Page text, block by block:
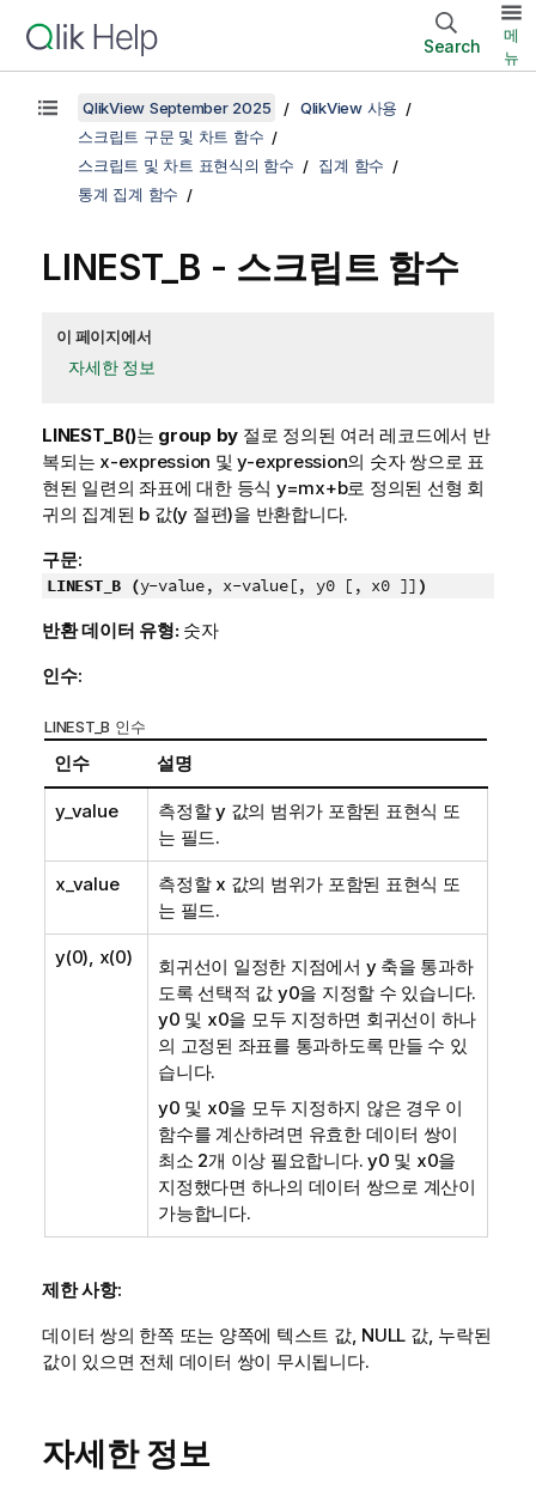
Search
메
뉴
QlikView September 2025
QlikView 사용
스크립트 구문 및 차트 함수
스크립트 및 차트 표현식의 함수
집계 함수
통계 집계 함수
LINEST_B - 스크립트 함수
이 페이지에서
자세한 정보
LINEST_B()는 group by 절로 정의된 여러 레코드에서 반
복되는 x-expression 및y-expression의 숫자 쌍으로 표
현된 일련의 좌표에 대한 등식 y=mx+b로 정의된 선형 회
귀의 집계된 b 값(y 절편)을 반환합니다.
구문:
LINEST_B (y-value, x-value[, y0 [, x0 ]] )
반환 데이터 유형: 숫자
인수:
LINEST_B 인수
인수 설명
y_value 측정할y값의 범위가 포함된 표현식 또
는 필드.
x_value 측정할 x 값의 범위가 포함된 표현식 또
는 필드.
y(0), x(0)
회귀선이 일정한 지점에서 y 축을 통과하
도록 선택적 값 y0을 지정할 수 있습니다.
y0 및 x0을 모두 지정하면 회귀선이 하나
의 고정된 좌표를 통과하도록 만들 수 있
습니다.
y0 및 x0을 모두 지정하지 않은 경우 이
함수를 계산하려면 유효한 데이터 쌍이
최소 2개 이상 필요합니다. y0 및 x0을
지정했다면 하나의 데이터 쌍으로 계산이
가능합니다.
제한 사항:
데이터 쌍의 한쪽 또는 양쪽에 텍스트 값, NULL 값, 누락된
값이 있으면 전체 데이터 쌍이 무시됩니다.
자세한 정보